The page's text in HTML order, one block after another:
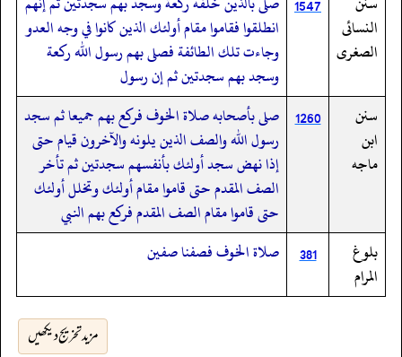
النسائى
الصغرى
1547
انطلقوا فقاموا مقام أولئك الذين كانوا في وجه العدو
وجاءت تلك الطائفة فصلى بهم رسول الله ركعة
وسجد بهم سجدتين ثم إن رسول
سنن
ابن
ماجه
1260 صلى بأصحابه صلاة الخوف فركع بهم جميعا ثم سجد
رسول الله والصف الذين يلونه والآخرون قيام حتى
إذا نهض سجد أولئك بأنفسهم سجدتين ثم تأخر
الصف المقدم حتى قاموا مقام أولئك وتخلل أولئك
حتى قاموا مقام الصف المقدم فركع بهم النبي
بلوغ
المرام
381 صلاة الخوف فصفنا صفين
مزید تخریج دیکھیں